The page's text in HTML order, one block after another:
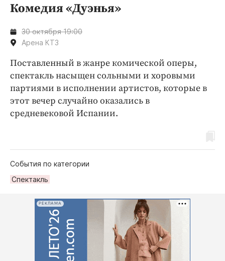
Комедия «Дуэнья»
30 октября 19:00
Арена КТЗ
Поставленный в жанре комической оперы,
спектакль насыщен сольными и хоровыми
партиями в исполнении артистов, которые в
этот вечер случайно оказались в
средневековой Испании.
События по категории
Спектакль
РЕКЛАМА